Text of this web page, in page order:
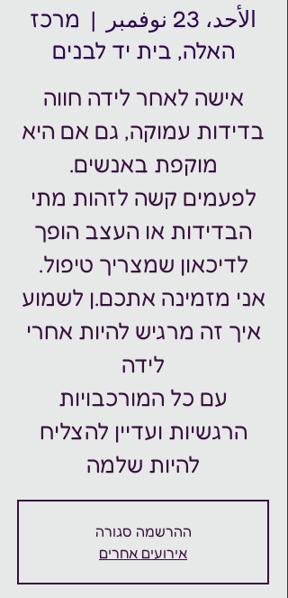
الأحد، 23 نوفمبر
  |
מרכז
האלה, בית יד לבנים
אישה לאחר לידה חווה
בדידות עמוקה, גם אם היא
לפעמים קשה לזהות מתי
הבדידות או העצב הופך
אני מזמינה אתכם.ן לשמוע
איך זה מרגיש להיות אחרי
עם כל המורכבויות
הרגשיות ועדיין להצליח
להיות שלמה
ההרשמה סגורה
אירועים אחרים